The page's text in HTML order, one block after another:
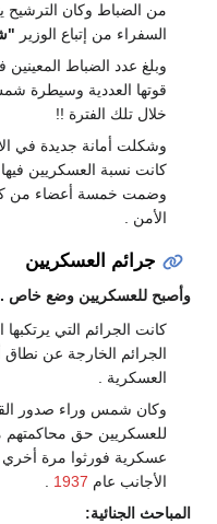
من الضباط وكان
السفراء من إتباع الوزير
قوتها العددية وسيطرة
خلال تلك الفترة !!
وشكلت أمانة جديدة في
وضمت خمسة أعضاء من
الأمن .
جرائم العسكريين
وأصبح للعسكريين وضع خاص .
كانت الجرائم التي
الجرائم الخارجة عن
العسكرية .
وكان شمس وراء صدور القانون
للعسكريين حق محاكمتهم
عسكرية فورثوا مرة أخري
الأجانب عام 1937
.
المباحث الجنائية: